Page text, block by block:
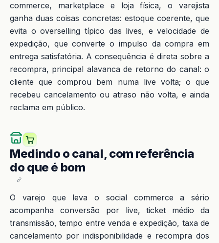
commerce, marketplace e loja física, o varejista
ganha duas coisas concretas: estoque coerente, que
evita o overselling típico das lives, e velocidade de
expedição, que converte o impulso da compra em
entrega satisfatória. A consequência é direta sobre a
recompra, principal alavanca de retorno do canal: o
cliente que comprou bem numa live volta; o que
recebeu cancelamento ou atraso não volta, e ainda
reclama em público.
Medindo o canal, com referência
do que é bom
O varejo que leva o social commerce a sério
acompanha conversão por live, ticket médio da
transmissão, tempo entre venda e expedição, taxa de
cancelamento por indisponibilidade e recompra dos